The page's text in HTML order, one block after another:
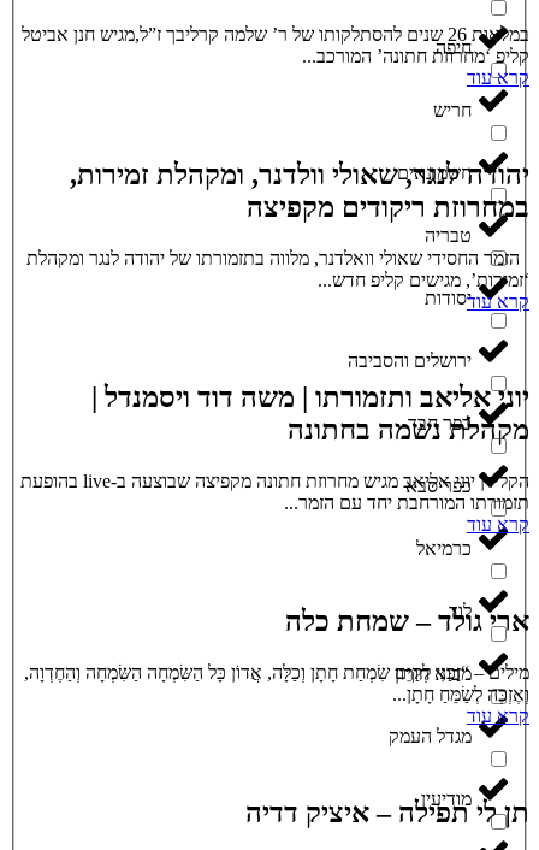
חיפה
חריש
חשמונאים
טבריה
יסודות
ירושלים והסביבה
כפר חבד
כפר סבא
כרמיאל
לוד
מבוא חורון
מגדל העמק
מודיעין
במלאות 26 שנים להסתלקותו של ר’ שלמה קרליבך ז”ל,מגיש חנן אביטל
קליפ ‘מחרוזת חתונה’ המורכב...
קרא עוד
יהודה לנגר, שאולי וולדנר, ומקהלת זמירות,
במחרוזת ריקודים מקפיצה
הזמר החסידי שאולי וואלדנר, מלווה בתזמורתו של יהודה לנגר ומקהלת
‘זמירות’, מגישים קליפ חדש...
קרא עוד
יוני אליאב ותזמורתו | משה דוד ויסמנדל |
מקהלת נשמה בחתונה
הקלידן יוני אליאב מגיש מחרוזת חתונה מקפיצה שבוצעה ב-live בהופעת
תזמורתו המורחבת יחד עם הזמר...
קרא עוד
ארי גולד – שמחת כלה
מילים – “זַכַּנִי לְקַיֵּם שִׂמְחַת חָתָן וְכַלָּה, אֲדוֹן כָּל הַשִּׂמְחָה הַשִּׂמְחָה וְהַחֶדְוָה,
וְאֶזְכֶּה לְשַׂמֵּחַ חָתָן...
קרא עוד
תן לי תפילה – איציק דדיה